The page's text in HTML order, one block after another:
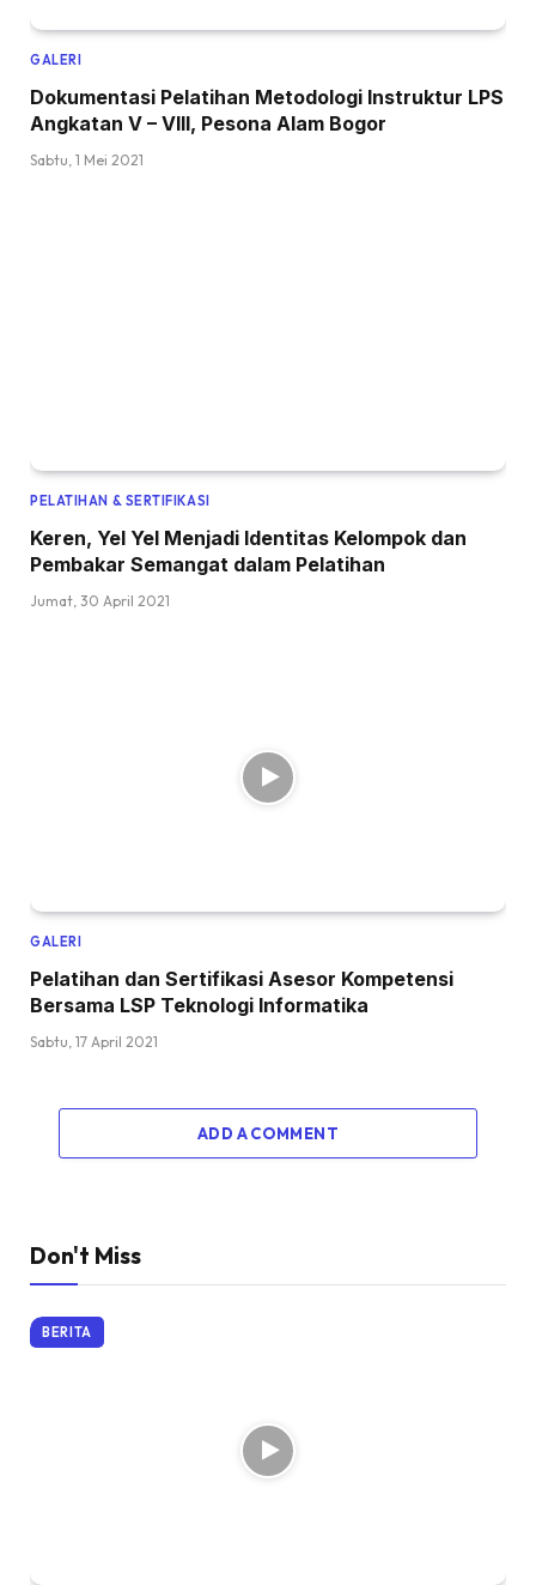
GALERI
Dokumentasi Pelatihan Metodologi Instruktur LPS
Angkatan V – VIII, Pesona Alam Bogor
Sabtu, 1 Mei 2021
PELATIHAN & SERTIFIKASI
Keren, Yel Yel Menjadi Identitas Kelompok dan
Pembakar Semangat dalam Pelatihan
Jumat, 30 April 2021
GALERI
Pelatihan dan Sertifikasi Asesor Kompetensi
Bersama LSP Teknologi Informatika
Sabtu, 17 April 2021
ADD A COMMENT
Don't Miss
BERITA